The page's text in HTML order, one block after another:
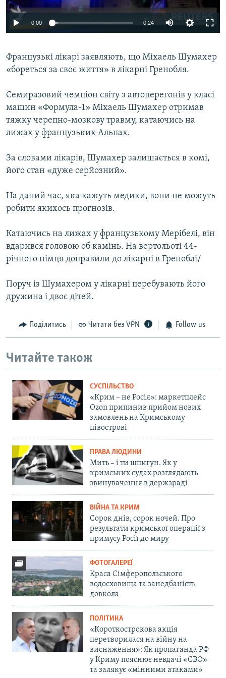
ВІДЕОУРОКИ «ELIFBE»
СВІДЧЕННЯ ОКУПАЦІЇ
ІНФОГРАФІКА
Русский
Qırımtatar
ДОЛУЧАЙСЯ!
Усі сайти RFE/RL
0:00 0:24
Французькі лікарі заявляють, що Міхаель Шумахер
«бореться за своє життя» в лікарні Гренобля.
Семиразовий чемпіон світу з автоперегонів у класі
машин «Формула-1» Міхаель Шумахер отримав
тяжку черепно-мозкову травму, катаючись на
лижах у французьких Альпах.
За словами лікарів, Шумахер залишається в комі,
його стан «дуже серйозний».
На даний час, яка кажуть медики, вони не можуть
робити якихось прогнозів.
Катаючись на лижах у французькому Мерібелі, він
вдарився головою об камінь. На вертольоті 44-
річного німця доправили до лікарні в Греноблі/
Поруч із Шумахером у лікарні перебувають його
дружина і двоє дітей.
Поділитись Читати без VPN Follow us
Читайте також
СУСПІЛЬСТВО
«Крим – не Росія»: маркетплейс
Ozon припинив прийом нових
замовлень на Кримському
півострові
ПРАВА ЛЮДИНИ
Мить – і ти шпигун. Як у
кримських судах розглядають
звинувачення в держзраді
ВІЙНА ТА КРИМ
Сорок днів, сорок ночей. Про
результати кримської операції з
примусу Росії до миру
ФОТОГАЛЕРЕЇ
Краса Сімферопольського
водосховища та занедбаність
довкола
ПОЛІТИКА
«Короткострокова акція
перетворилася на війну на
виснаження»: Як пропаганда РФ
у Криму пояснює невдачі «СВО»
та залякує «мінними атаками»